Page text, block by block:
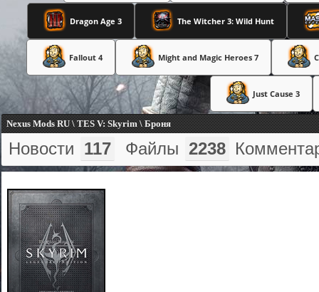
Dragon Age 3 The Witcher 3: Wild Hunt
Fallout 4 Might and Magic Heroes 7
Just Cause 3
Nexus Mods RU \ TES V: Skyrim \ Броня
Новости 117 Файлы 2238